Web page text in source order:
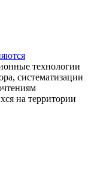
технологии
систематизации
на территории